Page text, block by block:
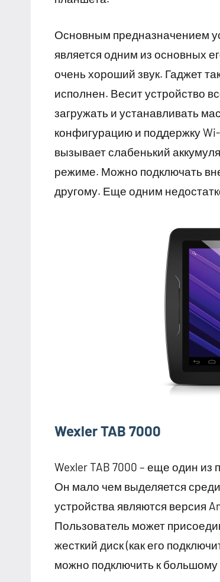
Основным предназначением
является одним из основных
очень хороший звук. Гаджет
исполнен. Весит устройство
загружать и устанавливать
конфигурацию и поддержку
вызывает слабенький
режиме. Можно подключать
другому. Еще одним
Wexler TAB 7000
Wexler TAB 7000 – еще один
Он мало чем выделяется
устройства являются версия
Пользователь может
жесткий диск (как его
можно подключить к большому